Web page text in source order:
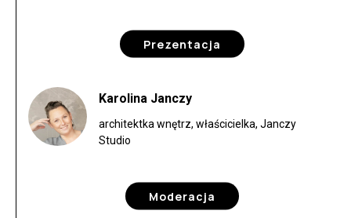
Prezentacja
Karolina Janczy
architektka wnętrz, właścicielka, Janczy
Studio
Moderacja